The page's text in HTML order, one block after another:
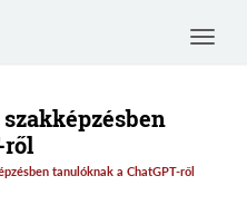
Toggle
ről
tanulóknak a ChatGPT-ről